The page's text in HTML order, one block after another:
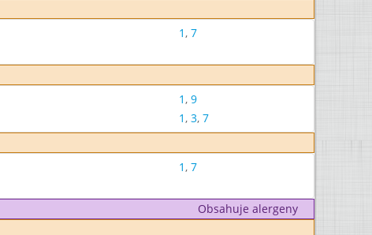
1, 7
1, 9
1, 3, 7
1, 7
Obsahuje alergeny